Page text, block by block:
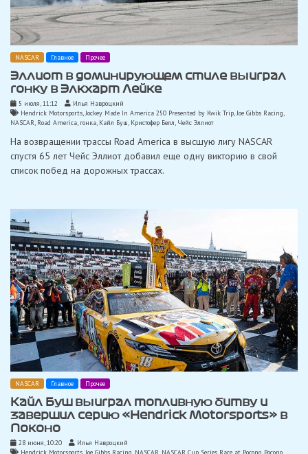
NASCAR Главное Прочее
Эллиот в доминирующем стиле выиграл
гонку в Элкхарт Лейке
5 июля, 11:12
Илья Навроцкий
Hendrick Motorsports,Jockey Made In America 250 Presented by Kwik Trip,Joe Gibbs Racing
NASCAR, Road America, гонка, Кайл Буш, Кристофер Белл, Чейс Эллиот
На возвращении трассы Road America в высшую лигу NASCAR
спустя 65 лет Чейс Эллиот добавил еще одну викторию в свой
список побед на дорожных трассах.
NASCAR Главное Прочее
Кайл Буш выиграл топливную битву и
завершил серию «Hendrick Motorsports» в
Поконо
28 июня, 10:20
Илья Навроцкий